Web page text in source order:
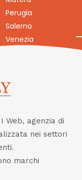
Perugia
Salerno
Venezia
Web, agenzia di
nei settori
marchi